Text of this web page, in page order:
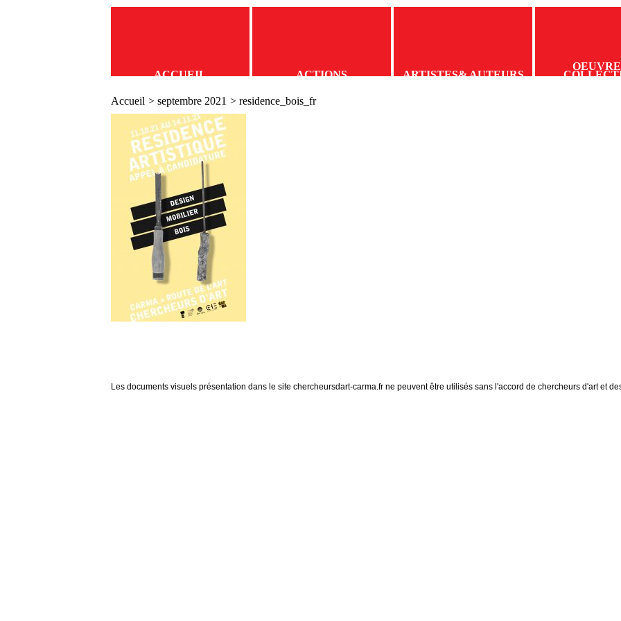
ACCUEIL ACTIONS ARTISTES& AUTEURS
Accueil > septembre 2021 > residence_bois_fr
Les documents visuels présentation dans le site chercheursdart-carma.fr ne peuvent être utilisés sans l'accord de chercheurs d'art et